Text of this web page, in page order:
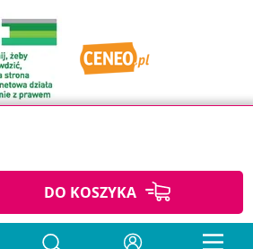
DO KOSZYKA
Projekt strony: MEDICARE.PL iAPTUS.PL